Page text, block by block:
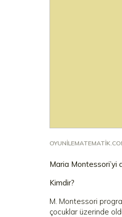
Maria Montessori’yi
Kimdir?
M. Montessori
çocuklar üzerinde